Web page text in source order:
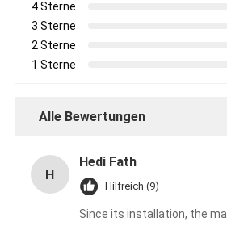
4 Sterne
3 Sterne
2 Sterne
1 Sterne
Alle Bewertungen
H
Hedi Fath
Hilfreich (9)
Since its installation, the